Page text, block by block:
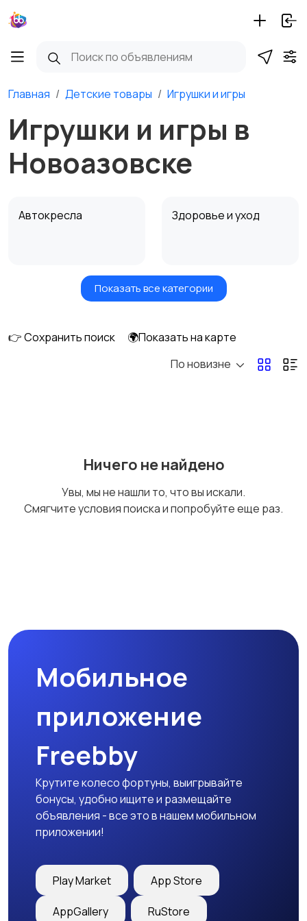
Главная Детские товары Игрушки и игры
Игрушки и игры в
Новоазовске
Автокресла Здоровье и уход
Игрушки и игры Детские коляски
Купание
Детская одежда Детская обувь
Детский транспорт
Показать все категории
👉 Сохранить поиск
🌍Показать на карте
По новизне
Ничего не найдено
Увы, мы не нашли то, что вы искали.
Смягчите условия поиска и попробуйте еще раз.
Мобильное
приложение
Freebby
Крутите колесо фортуны, выигрывайте
бонусы, удобно ищите и размещайте
объявления - все это в нашем мобильном
приложении!
Play Market App Store
AppGallery RuStore